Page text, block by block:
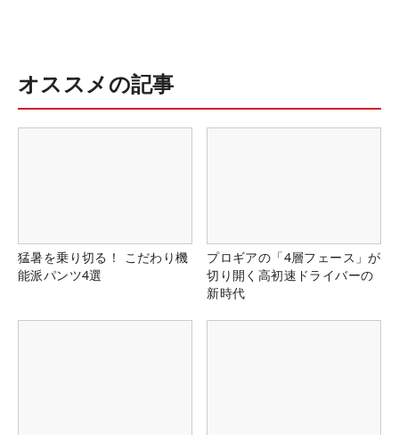
オススメの記事
猛暑を乗り切る！ こだわり機
能派パンツ4選
プロギアの「4層フェース」が
切り開く高初速ドライバーの
新時代